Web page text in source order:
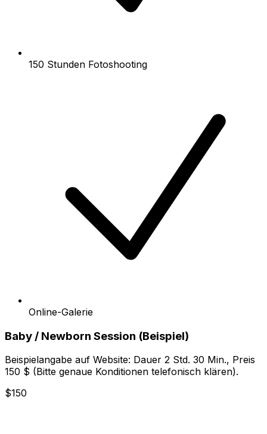
150 Stunden Fotoshooting
Online-Galerie
Baby / Newborn Session (Beispiel)
Beispielangabe auf Website: Dauer 2 Std. 30 Min., Preis
150 $ (Bitte genaue Konditionen telefonisch klären).
$150